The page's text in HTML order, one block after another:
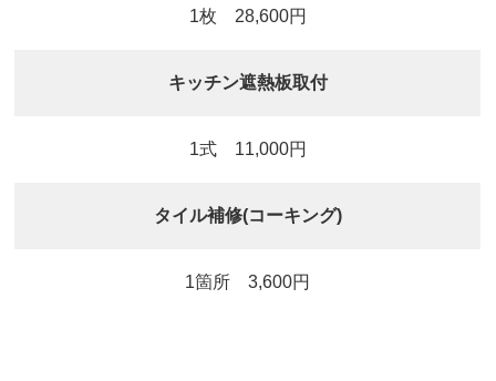
1枚 28,600円
キッチン遮熱板取付
1式 11,000円
タイル補修(コーキング)
1箇所 3,600円